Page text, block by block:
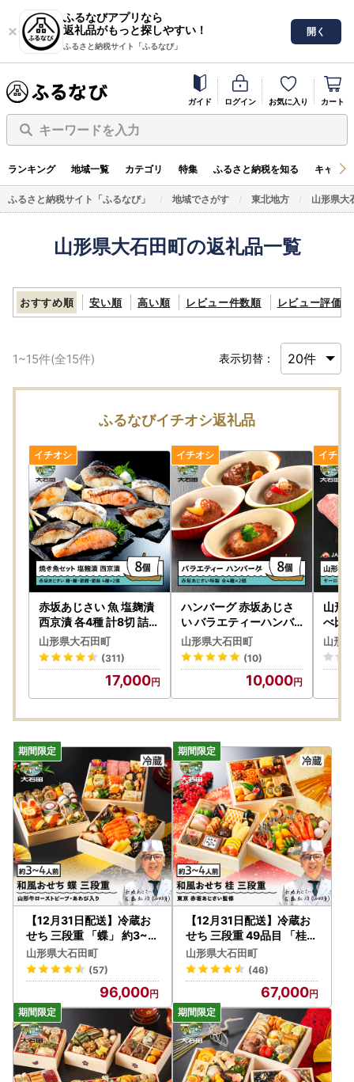
ふるなびアプリなら
返礼品がもっと探しやすい！
ふるさと納税サイト「ふるなび」
開く
ガイド ログイン お気に入り カート
キーワードを入力
ランキング 地域一覧 カテゴリ 特集 ふるさと納税を知る キャン
ふるさと納税サイト「ふるなび」 地域でさがす 東北地方 山形県大
山形県大石田町の返礼品一覧
おすすめ順 安い順 高い順 レビュー件数順 レビュー評価順
1~15件(全15件) 表示切替：
ふるなびイチオシ返礼品
赤坂あじさい 魚 塩麹漬
西京漬 各4種 計8切 詰め
合わせ セット aa-resix
8
山形県大石田町
(311)
17,000
ハンバーグ 赤坂あじさ
い バラエティーハンバ
ーグ 4種8個セット aa-r
ebhx8
山形県大石田町
(10)
10,000
山形
べ比
ンス
ルビ
山形
【12月31日配送】冷蔵お
せち 三段重 「蝶」 約3~4
人前 41品 2027 東京 赤坂
あじさい 監修 aa-oclax
山形県大石田町
(57)
96,000
【12月31日配送】冷蔵お
せち 三段重 49品目 「桂」
約3~4人前 aa-oczzx
山形県大石田町
(46)
67,000